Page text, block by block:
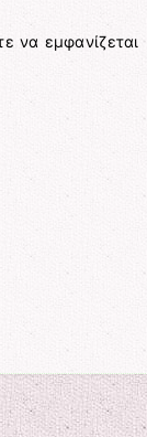
να εμφανίζεται